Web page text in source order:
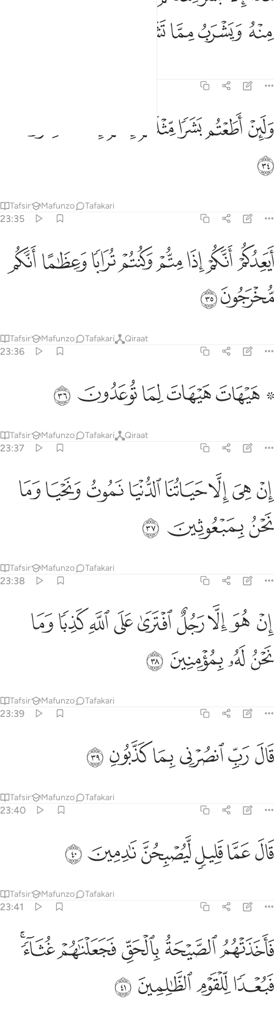
ﲎ ﲏﲐﲑ
ولين اطعتم بشرا مثلكم انكم اذا لخاسرون ٣٤
وَلَئِنْ أَطَعْتُم بَشَرًۭا مِّثْلَكُمْ إِنَّكُمْ إِذًۭا لَّخَـٰسِرُونَ ٣٤
ﲓﲔﲕﲖﲗﲘ
ﲙ
ﲚ
Tafsir Mafunzo Tafakari
23:35
ايعدكم انكم اذا متم وكنتم ترابا وعظاما انكم مخرجون ٣٥
أَيَعِدُكُمْ أَنَّكُمْ إِذَا مِتُّمْ وَكُنتُمْ تُرَابًۭا وَعِظَـٰمًا أَنَّكُم مُّخْرَجُونَ ٣٥
ﲛﲜﲝﲞﲟﲠﲡﲢ
ﲣﲤ
Tafsir Mafunzo Tafakari Qiraat
23:36
۞ هيهات هيهات لما توعدون ٣٦
۞ هَيْهَاتَ هَيْهَاتَ لِمَا تُوعَدُونَ ٣٦
ﲥ ﲦﲧﲨﲩ ﲪ
Tafsir Mafunzo Tafakari Qiraat
23:37
ان هي الا حياتنا الدنيا نموت ونحيا وما نحن بمبعوثين ٣٧
إِنْ هِىَ إِلَّا حَيَاتُنَا ٱلدُّنْيَا نَمُوتُ وَنَحْيَا وَمَا نَحْنُ بِمَبْعُوثِينَ ٣٧
ﲫﲬﲭﲮﲯﲰﲱﲲ
ﲳﲴ ﲵ
Tafsir Mafunzo Tafakari
23:38
ان هو الا رجل افترى على الله كذبا وما نحن له بمومنين ٣٨
إِنْ هُوَ إِلَّا رَجُلٌ ٱفْتَرَىٰ عَلَى ٱللَّهِ كَذِبًۭا وَمَا نَحْنُ لَهُۥ بِمُؤْمِنِينَ ٣٨
ﲶ ﲷﲸﲹﲺﲻﲼﲽﲾ
ﲿﳀﳁ ﳂ
Tafsir Mafunzo Tafakari
23:39
قال رب انصرني بما كذبون ٣٩
قَالَ رَبِّ ٱنصُرْنِى بِمَا كَذَّبُونِ ٣٩
ﳃﳄﳅﳆﳇﳈ
Tafsir Mafunzo Tafakari
23:40
قال عما قليل ليصبحن نادمين ٤٠
قَالَ عَمَّا قَلِيلٍۢ لَّيُصْبِحُنَّ نَـٰدِمِينَ ٤٠
ﳉﳊﳋﳌﳍﳎ
Tafsir Mafunzo Tafakari
23:41
فاخذتهم الصيحة بالحق فجعلناهم غثاء فبعدا للقوم الظالمين ٤١
فَأَخَذَتْهُمُ ٱلصَّيْحَةُ بِٱلْحَقِّ فَجَعَلْنَـٰهُمْ غُثَآءًۭ ۚ فَبُعْدًۭا
ﳏﳐﳑﳒﳓﳔ
ﳕﳖﳗ ﳘ